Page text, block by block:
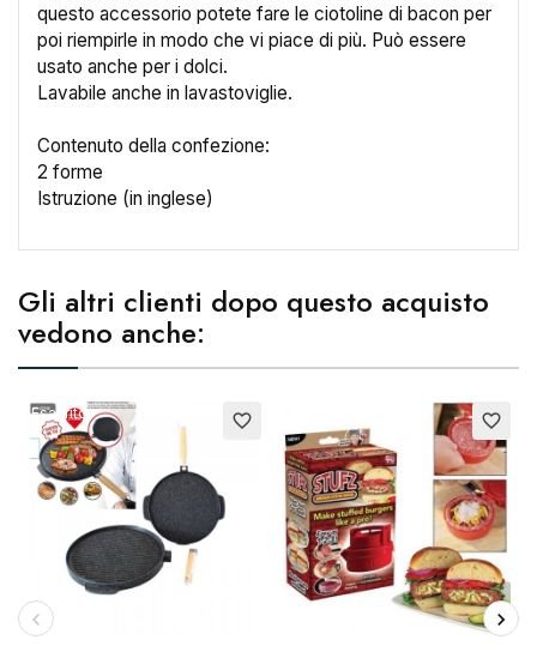
questo accessorio potete fare le ciotoline di bacon per
poi riempirle in modo che vi piace di più. Può essere
usato anche per i dolci.
Lavabile anche in lavastoviglie.
Contenuto della confezione:
2 forme
Istruzione (in inglese)
Gli altri clienti dopo questo acquisto
vedono anche:
Esaurito favorite_border favorite_border
Crea lista dei desideri